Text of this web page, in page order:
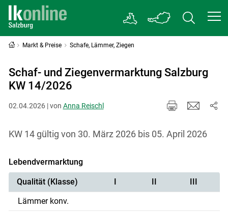
Markt & Preise Schafe, Lämmer, Ziegen
Schaf- und Ziegenvermarktung Salzburg
KW 14/2026
02.04.2026 | von Anna Reischl
KW 14 gültig von 30. März 2026 bis 05. April 2026
Lebendvermarktung
Qualität (Klasse) I II
III
Lämmer konv.